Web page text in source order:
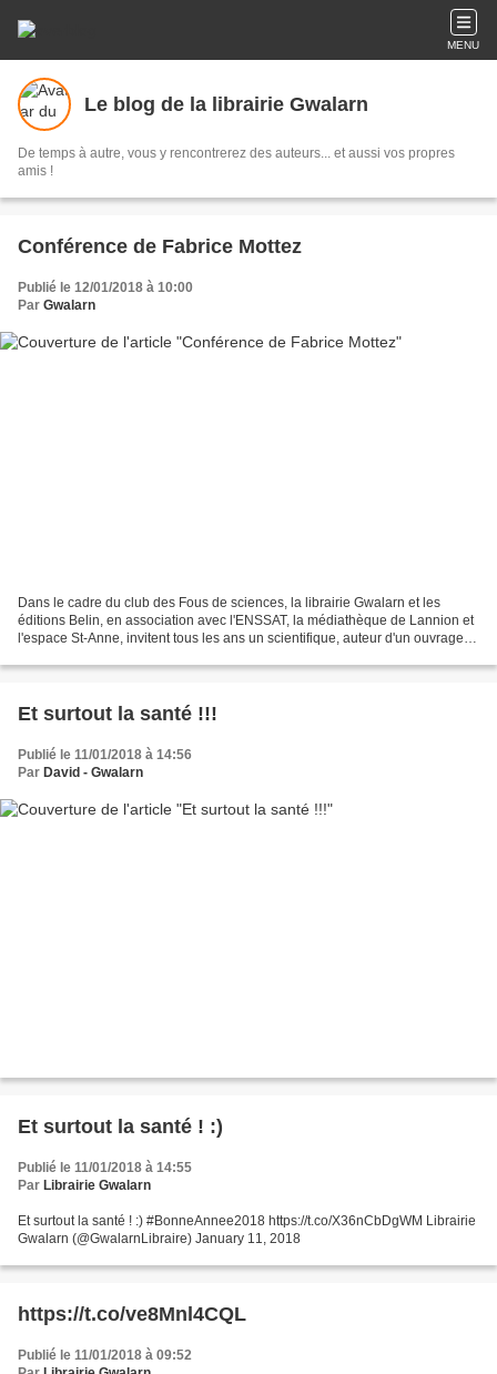
MENU
Le blog de la librairie Gwalarn
De temps à autre, vous y rencontrerez des auteurs... et aussi vos propres
amis !
Conférence de Fabrice Mottez
Publié le 12/01/2018 à 10:00
Par Gwalarn
Dans le cadre du club des Fous de sciences, la librairie Gwalarn et les
éditions Belin, en association avec l'ENSSAT, la médiathèque de Lannion et
l'espace St-Anne, invitent tous les ans un scientifique, auteur d'un ouvrage
Et surtout la santé !!!
Publié le 11/01/2018 à 14:56
Par David - Gwalarn
Et surtout la santé ! :)
Publié le 11/01/2018 à 14:55
Par Librairie Gwalarn
Et surtout la santé ! :) #BonneAnnee2018 https://t.co/X36nCbDgWM Librairie
Gwalarn (@GwalarnLibraire) January 11, 2018
https://t.co/ve8Mnl4CQL
Publié le 11/01/2018 à 09:52